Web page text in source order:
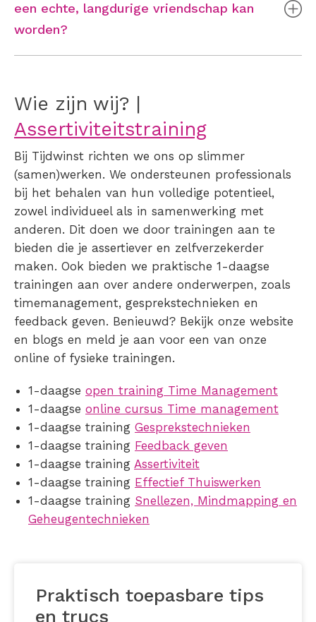
een echte, langdurige vriendschap kan
worden?
Wie zijn wij? |
Assertiviteitstraining
Bij Tijdwinst richten we ons op slimmer
(samen)werken. We ondersteunen professionals
bij het behalen van hun volledige potentieel,
zowel individueel als in samenwerking met
anderen. Dit doen we door trainingen aan te
bieden die je assertiever en zelfverzekerder
maken. Ook bieden we praktische 1-daagse
trainingen aan over andere onderwerpen, zoals
timemanagement, gesprekstechnieken en
feedback geven. Benieuwd? Bekijk onze website
en blogs en meld je aan voor een van onze
online of fysieke trainingen.
1-daagse open training Time Management
1-daagse online cursus Time management
1-daagse training Gesprekstechnieken
1-daagse training Feedback geven
1-daagse training Assertiviteit
1-daagse training Effectief Thuiswerken
1-daagse training Snellezen, Mindmapping en
Geheugentechnieken
Praktisch toepasbare tips
en trucs